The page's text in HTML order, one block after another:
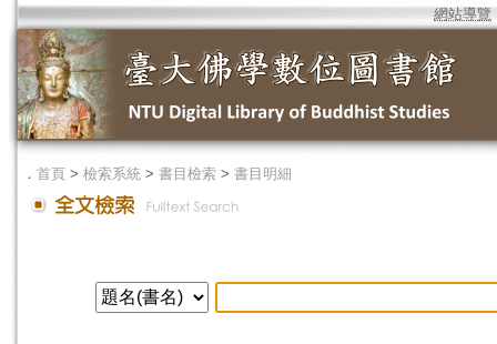
網站導覽
． 首頁 > 檢索系統 > 書目檢索 > 書目明細